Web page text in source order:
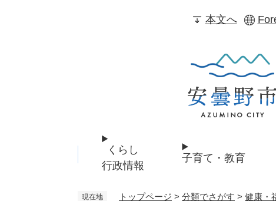
本文へ
くらし
行政情報
子育て・教育
現在地 トップページ > 分類でさがす > 健康・